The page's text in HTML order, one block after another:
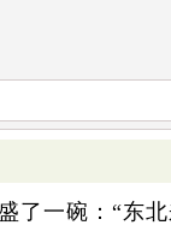
了一碗：“东